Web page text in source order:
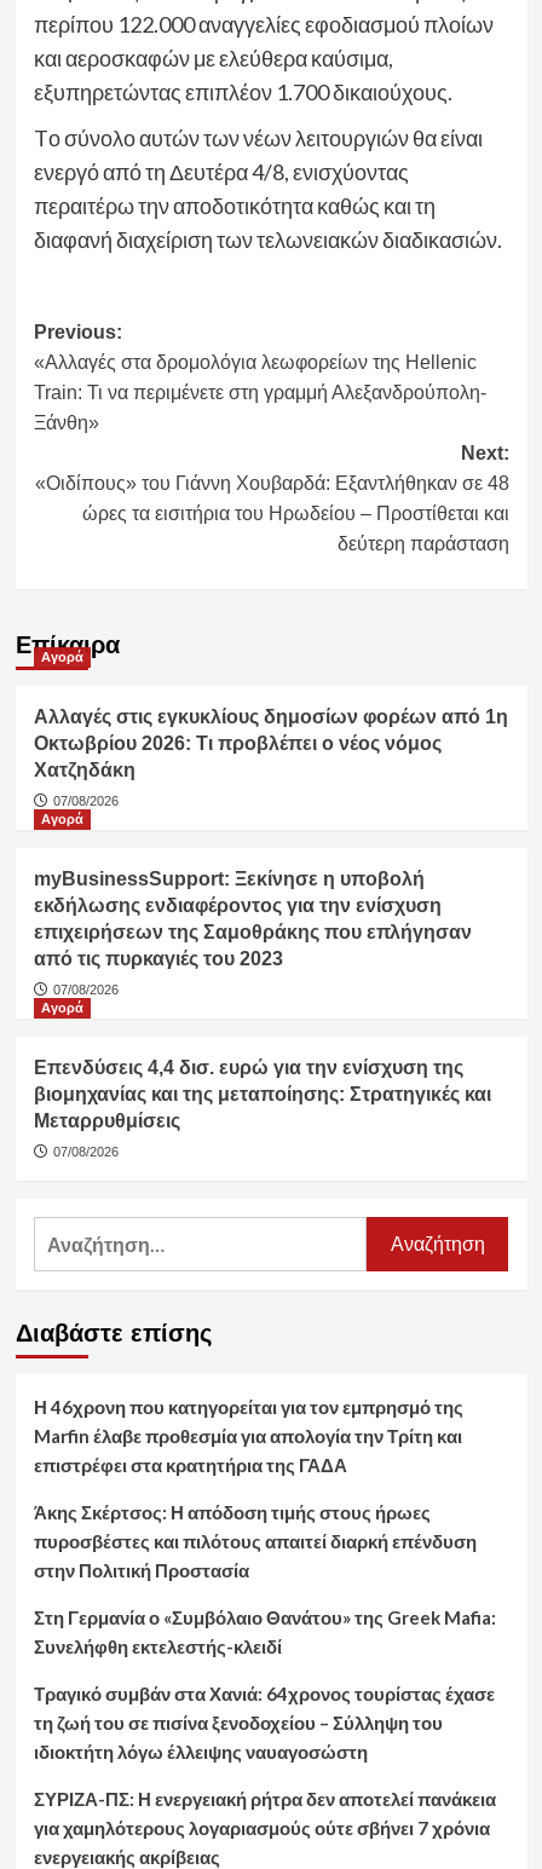
περίπου 122.000 αναγγελίες εφοδιασμού πλοίων
και αεροσκαφών με ελεύθερα καύσιμα,
εξυπηρετώντας επιπλέον 1.700 δικαιούχους.
Tο σύνολο αυτών των νέων λειτουργιών θα είναι
ενεργό από τη Δευτέρα 4/8, ενισχύοντας
περαιτέρω την αποδοτικότητα καθώς και τη
διαφανή διαχείριση των τελωνειακών διαδικασιών.
Post
navigation
Previous:
«Αλλαγές στα δρομολόγια λεωφορείων της Hellenic
Train: Τι να περιμένετε στη γραμμή Αλεξανδρούπολη-
Ξάνθη»
Next:
«Οιδίπους» του Γιάννη Χουβαρδά: Εξαντλήθηκαν σε 48
ώρες τα εισιτήρια του Ηρωδείου – Προστίθεται και
δεύτερη παράσταση
Επίκαιρα
Αγορά
Αλλαγές στις εγκυκλίους δημοσίων φορέων από 1η
Οκτωβρίου 2026: Τι προβλέπει ο νέος νόμος
Χατζηδάκη
07/08/2026
Αγορά
myBusinessSupport: Ξεκίνησε η υποβολή
εκδήλωσης ενδιαφέροντος για την ενίσχυση
επιχειρήσεων της Σαμοθράκης που επλήγησαν
από τις πυρκαγιές του 2023
07/08/2026
Αγορά
Επενδύσεις 4,4 δισ. ευρώ για την ενίσχυση της
βιομηχανίας και της μεταποίησης: Στρατηγικές και
Μεταρρυθμίσεις
07/08/2026
Διαβάστε επίσης
Η 46χρονη που κατηγορείται για τον εμπρησμό της
Marfin έλαβε προθεσμία για απολογία την Τρίτη και
επιστρέφει στα κρατητήρια της ΓΑΔΑ
Άκης Σκέρτσος: Η απόδοση τιμής στους ήρωες
πυροσβέστες και πιλότους απαιτεί διαρκή επένδυση
στην Πολιτική Προστασία
Στη Γερμανία ο «Συμβόλαιο Θανάτου» της Greek Mafia:
Συνελήφθη εκτελεστής-κλειδί
Τραγικό συμβάν στα Χανιά: 64χρονος τουρίστας έχασε
τη ζωή του σε πισίνα ξενοδοχείου – Σύλληψη του
ιδιοκτήτη λόγω έλλειψης ναυαγοσώστη
ΣΥΡΙΖΑ-ΠΣ: Η ενεργειακή ρήτρα δεν αποτελεί πανάκεια
για χαμηλότερους λογαριασμούς ούτε σβήνει 7 χρόνια
ενεργειακής ακρίβειας